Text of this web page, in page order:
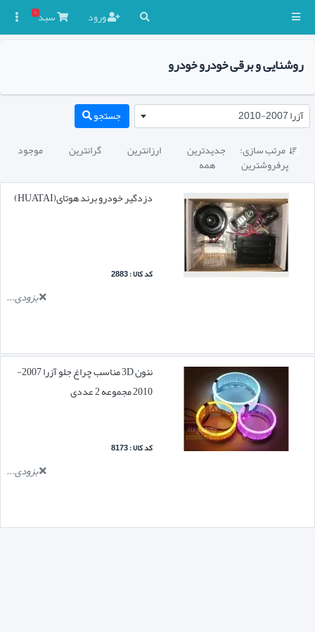
ورود سبد۰
روشنایی و برقی خودرو خودرو
آزرا 2007-2010 جستجو
 مرتب سازی: جدیدترین ارزانترین گرانترین موجود
پرفروشترین
همه
دزدگیر خودرو برند هوتای(HUATAI)
کد کالا : 2883
بزودی...
نئون 3D مناسب چراغ جلو آزرا 2007-
2010 مجموعه 2 عددی
کد کالا : 8173
بزودی...